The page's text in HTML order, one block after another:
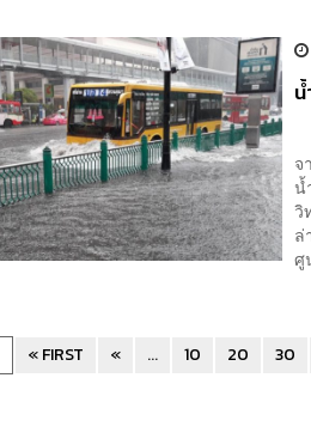
จ
น้
วิ
ล่
ศู
« FIRST « ... 10 20 30